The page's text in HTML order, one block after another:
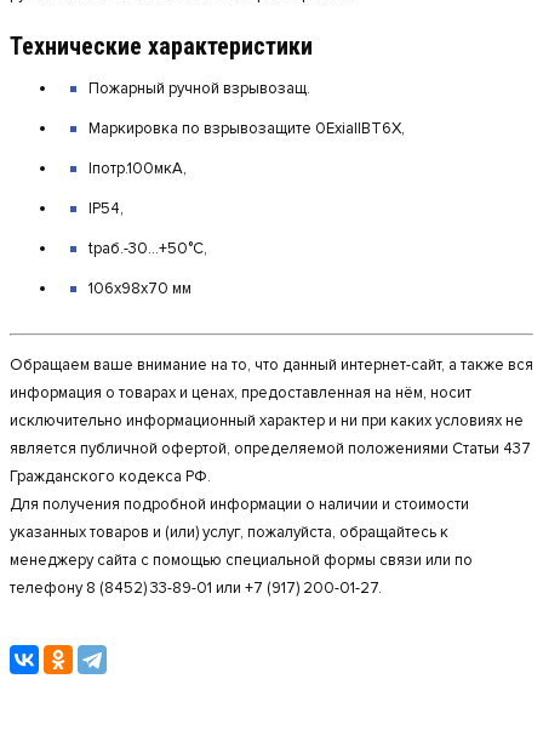
Технические характеристики
Пожарный ручной взрывозащ.
Маркировка по взрывозащите 0ExiaIIВТ6Х,
Iпотр.100мкА,
IP54,
tраб.-30…+50°C,
106х98х70 мм
Обращаем ваше внимание на то, что данный интернет-сайт, а также вся
информация о товарах и ценах, предоставленная на нём, носит
исключительно информационный характер и ни при каких условиях не
является публичной офертой, определяемой положениями Статьи 437
Гражданского кодекса РФ.
Для получения подробной информации о наличии и стоимости
указанных товаров и (или) услуг, пожалуйста, обращайтесь к
менеджеру сайта с помощью специальной формы связи или по
телефону 8 (8452) 33-89-01 или +7 (917) 200-01-27.